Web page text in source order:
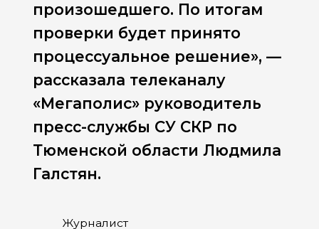
произошедшего. По итогам
проверки будет принято
процессуальное решение», —
рассказала телеканалу
«Мегаполис» руководитель
пресс-службы СУ СКР по
Тюменской области Людмила
Галстян.
Журналист